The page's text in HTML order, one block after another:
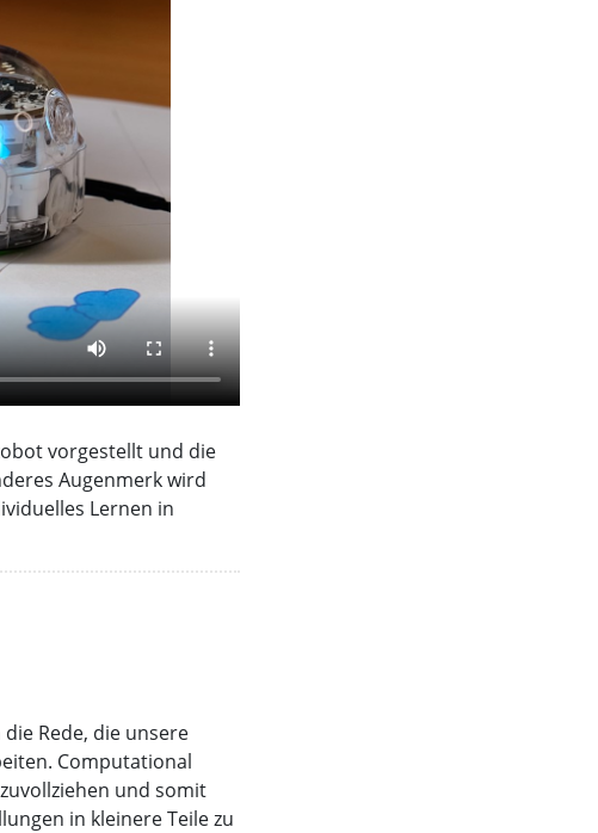
vorgestellt und die
Augenmerk wird
Lernen in
Rede, die unsere
Computational
und somit
in kleinere Teile zu